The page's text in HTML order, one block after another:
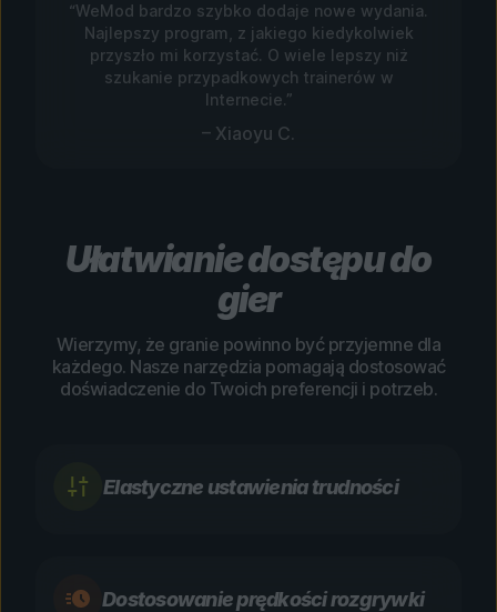
“WeMod bardzo szybko dodaje nowe wydania.
Najlepszy program, z jakiego kiedykolwiek
przyszło mi korzystać. O wiele lepszy niż
szukanie przypadkowych trainerów w
Internecie.”
– Xiaoyu C.
Ułatwianie dostępu do
gier
Wierzymy, że granie powinno być przyjemne dla
każdego. Nasze narzędzia pomagają dostosować
doświadczenie do Twoich preferencji i potrzeb.
Elastyczne ustawienia trudności
Dostosowanie prędkości rozgrywki